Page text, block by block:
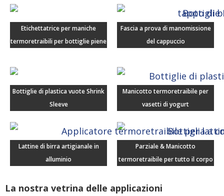
Etichettatrice per maniche
termoretraibili per bottiglie piene
Fascia a prova di manomissione
del cappuccio
Bottiglie di plastica vuote Shrink
Sleeve
Manicotto termoretraibile per
vasetti di yogurt
Lattine di birra artigianale in
alluminio
Parziale & Manicotto
termoretraibile per tutto il corpo
La nostra vetrina delle applicazioni